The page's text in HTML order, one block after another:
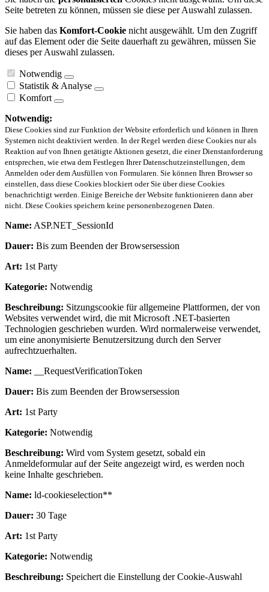
Seite betreten zu können, müssen sie diese per Auswahl zulassen.
Sie haben das Komfort-Cookie nicht ausgewählt. Um den Zugriff
auf das Element oder die Seite dauerhaft zu gewähren, müssen Sie
dieses per Auswahl zulassen.
Notwendig
Statistik & Analyse
Komfort
Notwendig:
Diese Cookies sind zur Funktion der Website erforderlich und können in Ihren
Systemen nicht deaktiviert werden. In der Regel werden diese Cookies nur als
Reaktion auf von Ihnen getätigte Aktionen gesetzt, die einer Dienstanforderung
entsprechen, wie etwa dem Festlegen Ihrer Datenschutzeinstellungen, dem
Anmelden oder dem Ausfüllen von Formularen. Sie können Ihren Browser so
einstellen, dass diese Cookies blockiert oder Sie über diese Cookies
benachrichtigt werden. Einige Bereiche der Website funktionieren dann aber
nicht. Diese Cookies speichern keine personenbezogenen Daten.
Name: ASP.NET_SessionId
Dauer: Bis zum Beenden der Browsersession
Art: 1st Party
Kategorie: Notwendig
Beschreibung: Sitzungscookie für allgemeine Plattformen, der von
Websites verwendet wird, die mit Microsoft .NET-basierten
Technologien geschrieben wurden. Wird normalerweise verwendet,
um eine anonymisierte Benutzersitzung durch den Server
aufrechtzuerhalten.
Name: __RequestVerificationToken
Dauer: Bis zum Beenden der Browsersession
Art: 1st Party
Kategorie: Notwendig
Beschreibung: Wird vom System gesetzt, sobald ein
Anmeldeformular auf der Seite angezeigt wird, es werden noch
keine Inhalte geschrieben.
Name: ld-cookieselection**
Dauer: 30 Tage
Art: 1st Party
Kategorie: Notwendig
Beschreibung: Speichert die Einstellung der Cookie-Auswahl